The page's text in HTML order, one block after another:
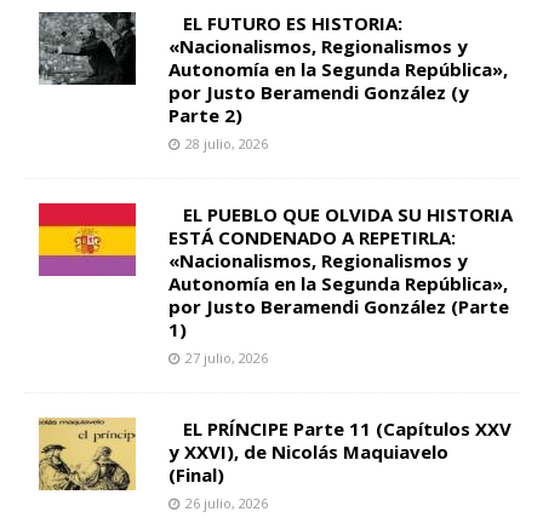
EL FUTURO ES HISTORIA:
«Nacionalismos, Regionalismos y
Autonomía en la Segunda República»,
por Justo Beramendi González (y
Parte 2)
28 julio, 2026
EL PUEBLO QUE OLVIDA SU HISTORIA
ESTÁ CONDENADO A REPETIRLA:
«Nacionalismos, Regionalismos y
Autonomía en la Segunda República»,
por Justo Beramendi González (Parte
1)
27 julio, 2026
EL PRÍNCIPE Parte 11 (Capítulos XXV
y XXVI), de Nicolás Maquiavelo
(Final)
26 julio, 2026